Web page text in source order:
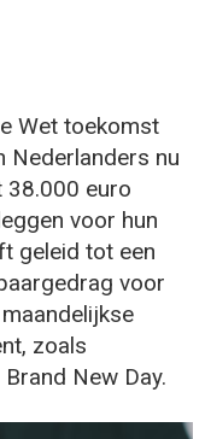
Wet toekomst
Nederlanders nu
38.000 euro
voor hun
geleid tot een
voor
zoals
New Day.